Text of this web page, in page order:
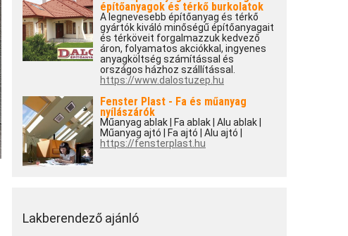
építőanyagok és térkő burkolatok
A legnevesebb építőanyag és térkő
gyártók kiváló minőségű építőanyagait
és térköveit forgalmazzuk kedvező
áron, folyamatos akciókkal, ingyenes
anyagköltség számítással és
országos házhoz szállítással.
https://www.dalostuzep.hu
Fenster Plast - Fa és műanyag
nyílászárók
Műanyag ablak | Fa ablak | Alu ablak |
Műanyag ajtó | Fa ajtó | Alu ajtó |
https://fensterplast.hu
Lakberendező ajánló